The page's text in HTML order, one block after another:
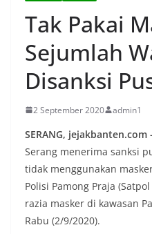
Tak Pakai
Sejumlah
Disanksi
2 September 2020 admin1
SERANG, jejakbanten.com
Serang menerima sanksi
tidak menggunakan
Polisi Pamong Praja
razia masker di kawasan
Rabu (2/9/2020).